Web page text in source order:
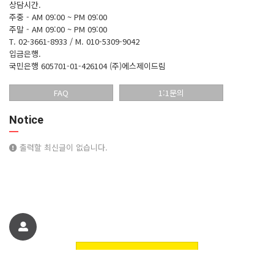
상담시간.
주중 - AM 09:00 ~ PM 09:00
주말 - AM 09:00 ~ PM 09:00
T. 02-3661-8933 / M. 010-5309-9042
입금은행.
국민은행 605701-01-426104 (주)에스제이드림
FAQ 1:1문의
Notice
출력할 최신글이 없습니다.
친구에게 추천하기